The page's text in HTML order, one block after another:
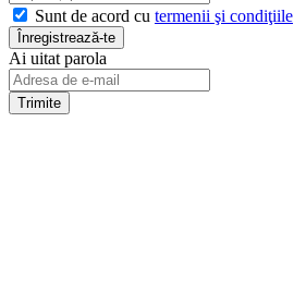
Sunt de acord cu termenii şi condiţiile
Ai uitat parola